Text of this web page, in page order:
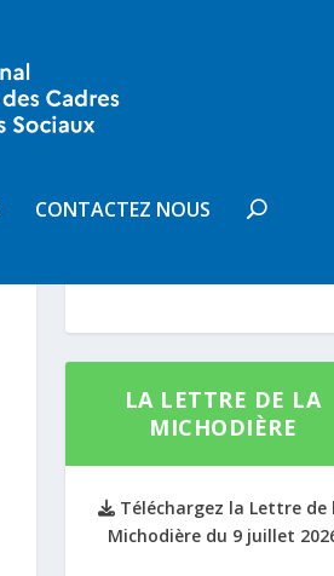
CONTACTEZ NOUS
RECEVOIR LA LETTRE DE
MICHODIÈRE
LA LETTRE DE LA
MICHODIÈRE
Téléchargez la Lettre de
Michodière du 9 juillet